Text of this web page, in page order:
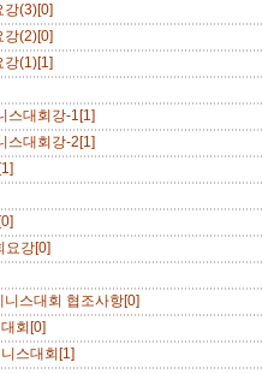
강(3)[0]
강(2)[0]
강(1)[1]
스대회강-1[1]
스대회강-2[1]
요강[0]
스대회 협조사항[0]
회[0]
스대회[1]